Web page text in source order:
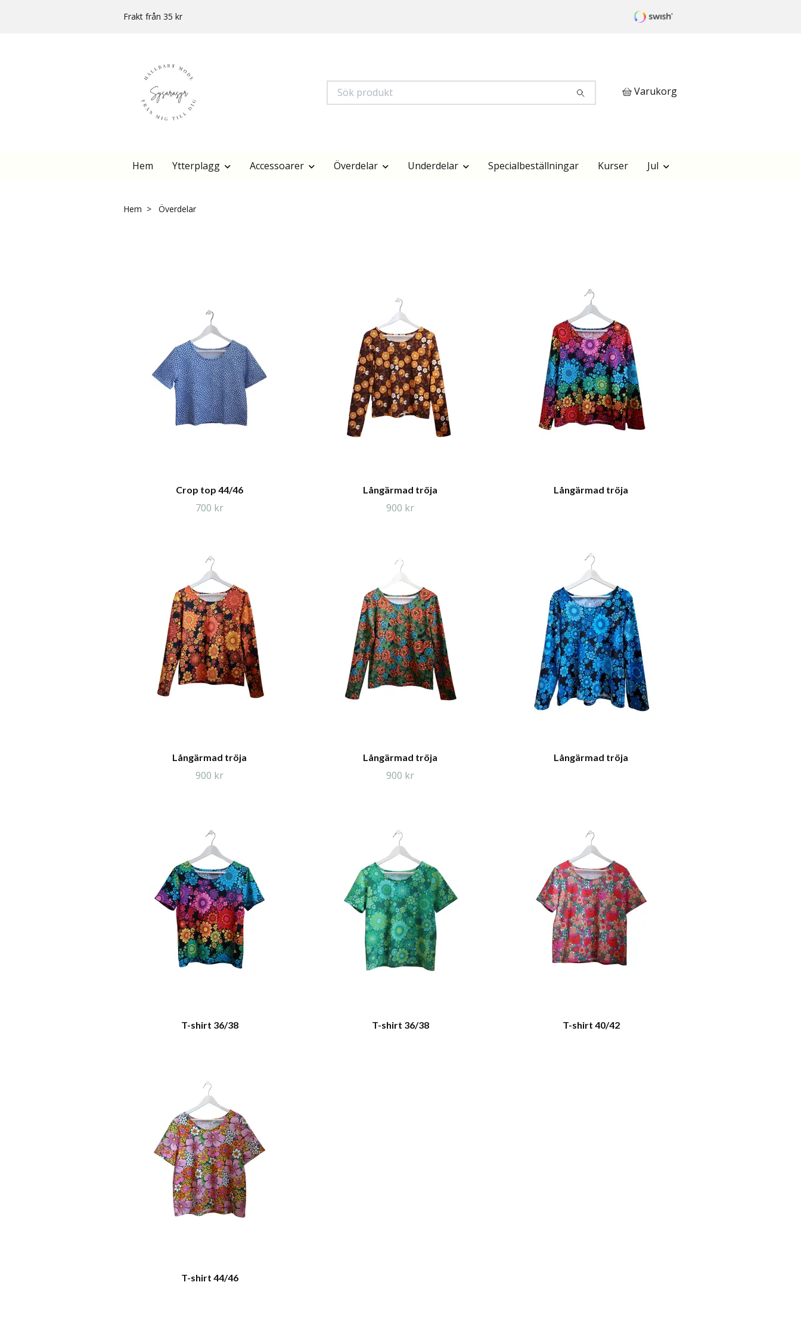
Frakt från 35 kr
Varukorg
Hem Ytterplagg Accessoarer Överdelar Underdelar Specialbeställningar Kurser Jul
Hem Överdelar
Crop top 44/46
700 kr
Långärmad tröja
900 kr
Långärmad tröja
Långärmad tröja
900 kr
Långärmad tröja
900 kr
Långärmad tröja
T-shirt 36/38 T-shirt 36/38 T-shirt 40/42
T-shirt 44/46